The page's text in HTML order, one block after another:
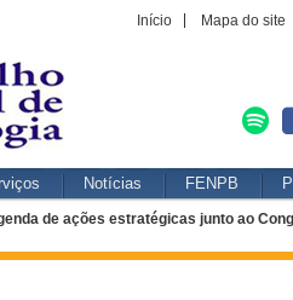
Início Mapa do site
Notícias FENPB
de ações estratégicas junto ao